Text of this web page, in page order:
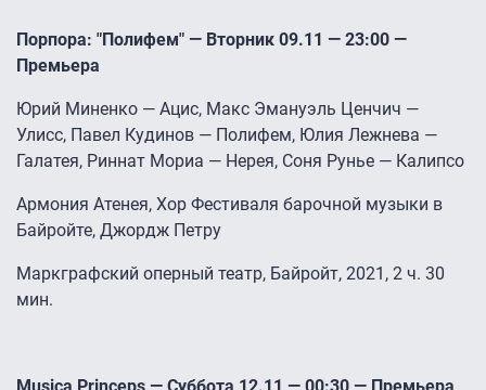
Порпора: "Полифем" — Вторник 09.11 — 23:00 —
Премьера
Юрий Миненко — Ацис, Макс Эмануэль Ценчич —
Улисс, Павел Кудинов — Полифем, Юлия Лежнева —
Галатея, Риннат Мориа — Нерея, Соня Рунье — Калипсо
Армония Атенея, Хор Фестиваля барочной музыки в
Байройте, Джордж Петру
Маркграфский оперный театр, Байройт, 2021, 2 ч. 30
мин.